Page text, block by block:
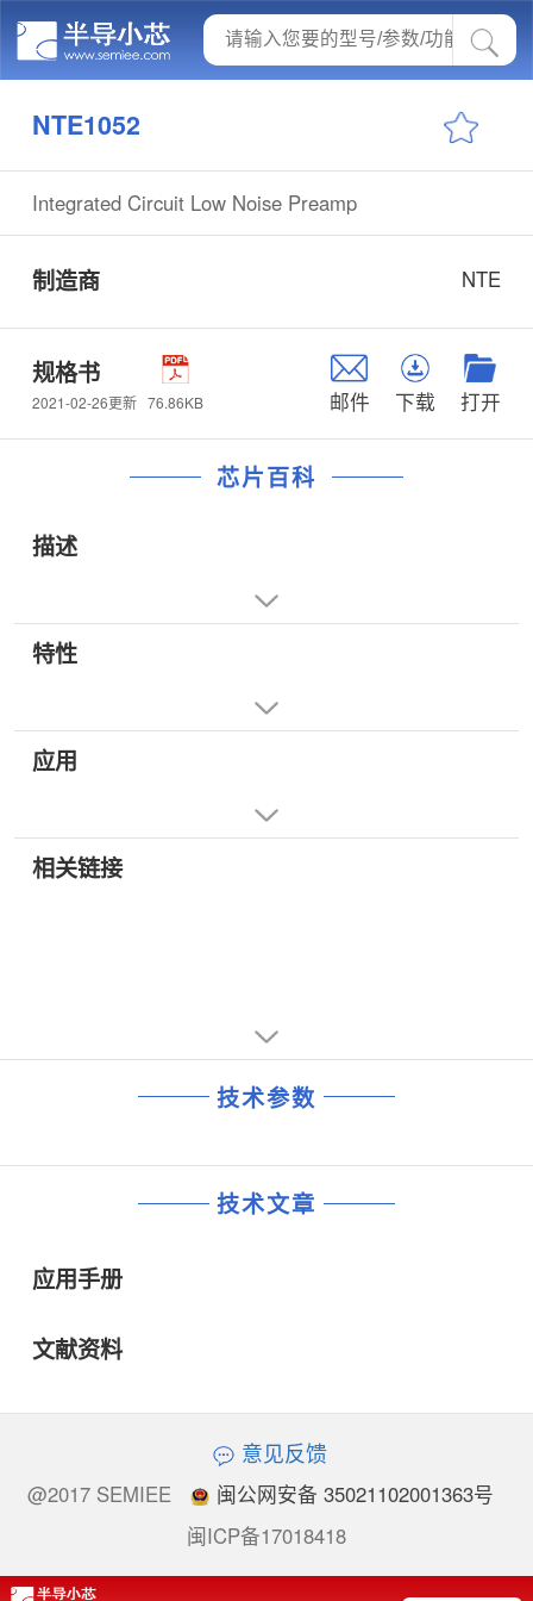
NTE1052
Integrated Circuit Low Noise Preamp
制造商 NTE
规格书
2021-02-26更新 76.86KB 邮件 下载 打开
芯片百科
描述
特性
应用
相关链接
技术参数
技术文章
应用手册
文献资料
意见反馈
@2017 SEMIEE
闽公网安备 35021102001363号
闽ICP备17018418